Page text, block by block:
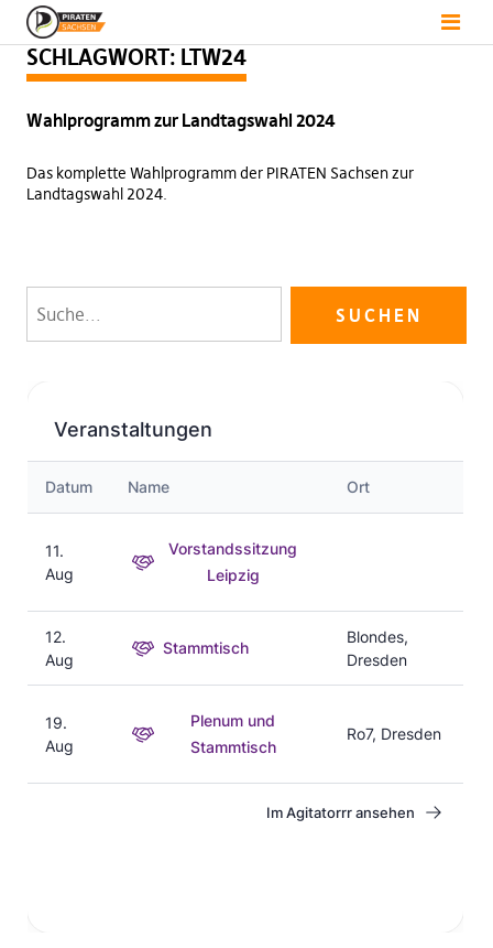
SCHLAGWORT: LTW24
Wahlprogramm zur Landtagswahl 2024
Das komplette Wahlprogramm der PIRATEN Sachsen zur
Landtagswahl 2024.